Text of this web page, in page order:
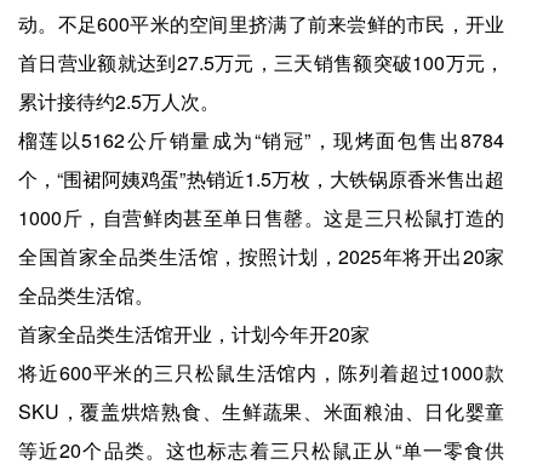
动。不足600平米的空间里挤满了前来尝鲜的市民，开业
首日营业额就达到27.5万元，三天销售额突破100万元，
累计接待约2.5万人次。
榴莲以5162公斤销量成为“销冠”，现烤面包售出8784
个，“围裙阿姨鸡蛋”热销近1.5万枚，大铁锅原香米售出超
1000斤，自营鲜肉甚至单日售罄。这是三只松鼠打造的
全国首家全品类生活馆，按照计划，2025年将开出20家
全品类生活馆。
首家全品类生活馆开业，计划今年开20家
将近600平米的三只松鼠生活馆内，陈列着超过1000款
SKU，覆盖烘焙熟食、生鲜蔬果、米面粮油、日化婴童
等近20个品类。这也标志着三只松鼠正从“单一零食供